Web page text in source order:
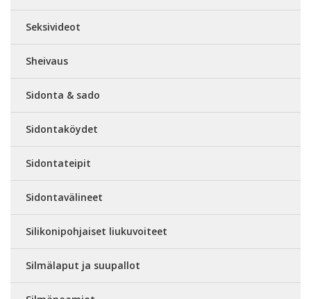
Seksivideot
Sheivaus
Sidonta & sado
Sidontaköydet
Sidontateipit
Sidontavälineet
Silikonipohjaiset liukuvoiteet
Silmälaput ja suupallot